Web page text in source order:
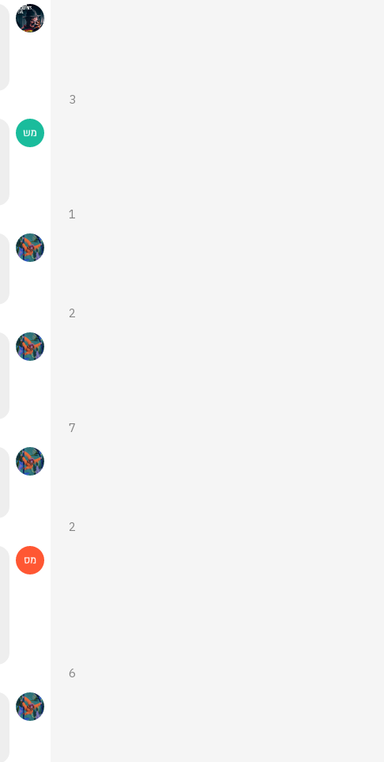
3
1
2
7
2
6